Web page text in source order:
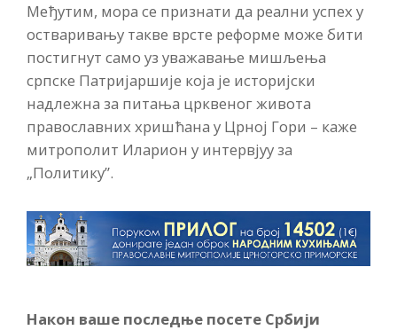
Међутим, мора се признати да реални успех у
остваривању такве врсте реформе може бити
постигнут само уз уважавање мишљења
српске Патријаршије која је историјски
надлежна за питања црквеног живота
православних хришћана у Црној Гори – каже
митрополит Иларион у интервјуу за
„Политику”.
Након ваше последње посете Србији